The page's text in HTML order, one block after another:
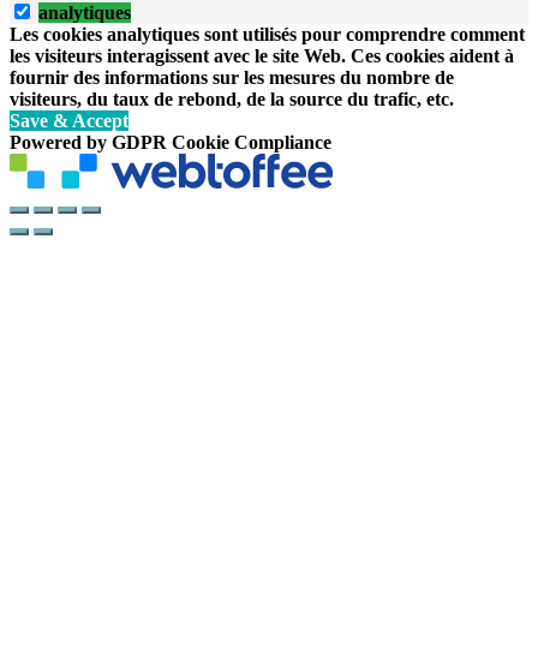
analytiques
Les cookies analytiques sont utilisés pour comprendre comment
les visiteurs interagissent avec le site Web. Ces cookies aident à
fournir des informations sur les mesures du nombre de
visiteurs, du taux de rebond, de la source du trafic, etc.
Save & Accept
Powered by GDPR Cookie Compliance